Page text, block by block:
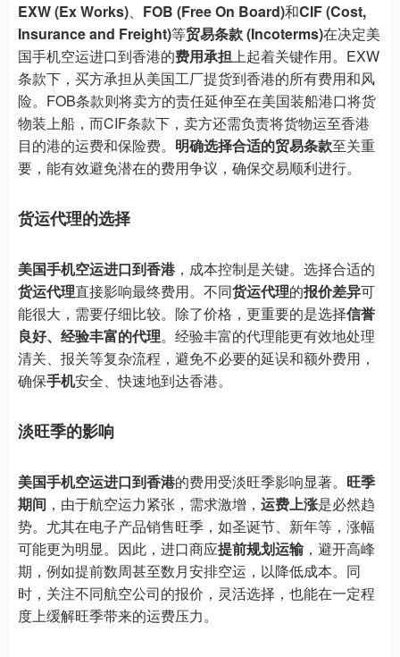
EXW (Ex Works)、 FOB (Free On Board)和CIF (Cost,
Insurance and Freight)等贸易条款 (Incoterms)在决定美
国手机空运进口到香港的费用承担上起着关键作用。EXW
条款下，买方承担从美国工厂提货到香港的所有费用和风
险。FOB条款则将卖方的责任延伸至在美国装船港口将货
物装上船，而CIF条款下，卖方还需负责将货物运至香港
目的港的运费和保险费。 明确选择合适的贸易条款至关重
要，能有效避免潜在的费用争议，确保交易顺利进行。
货运代理的选择
美国手机空运进口到香港，成本控制是关键。选择合适的
货运代理直接影响最终费用。不同货运代理的报价差异可
能很大，需要仔细比较。除了价格，更重要的是选择信誉
良好、经验丰富的代理。经验丰富的代理能更有效地处理
清关、报关等复杂流程，避免不必要的延误和额外费用，
确保手机安全、快速地到达香港。
淡旺季的影响
美国手机空运进口到香港的费用受淡旺季影响显著。 旺季
期间 ，由于航空运力紧张，需求激增， 运费上涨是必然趋
势。尤其在电子产品销售旺季，如圣诞节、新年等，涨幅
可能更为明显。因此，进口商应提前规划运输，避开高峰
期，例如提前数周甚至数月安排空运，以降低成本。同
时，关注不同航空公司的报价，灵活选择，也能在一定程
度上缓解旺季带来的运费压力。